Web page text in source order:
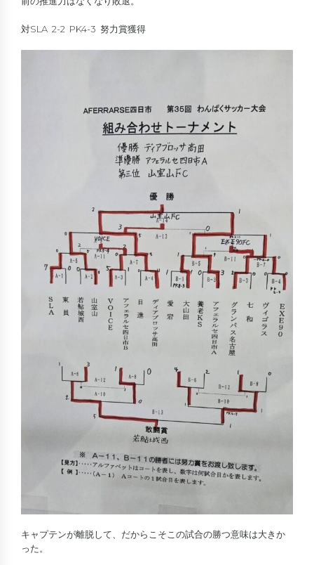
対SLA 2-2 PK4-3 努力賞獲得
キャプテンが離脱して、だからこそこの試合の勝つ意味は大きか
った。